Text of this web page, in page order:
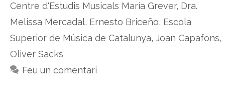
Centre d'Estudis Musicals María Grever, Dra.
Melissa Mercadal, Ernesto Briceño, Escola
Superior de Música de Catalunya, Joan Capafons,
Oliver Sacks
Feu un comentari